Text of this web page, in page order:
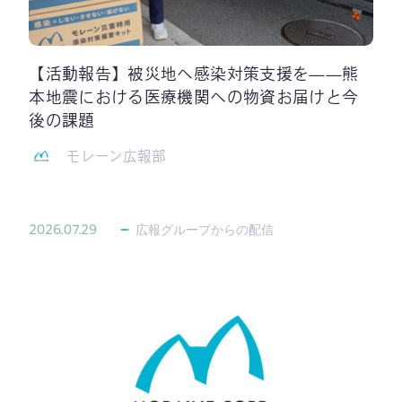
【活動報告】被災地へ感染対策支援を——熊
本地震における医療機関への物資お届けと今
後の課題
モレーン広報部
2026.07.29 広報グループからの配信